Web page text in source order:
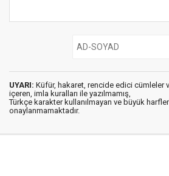
UYARI: Küfür, hakaret, rencide edici cümleler
içeren, imla kuralları ile yazılmamış,
Türkçe karakter kullanılmayan ve büyük
onaylanmamaktadır.